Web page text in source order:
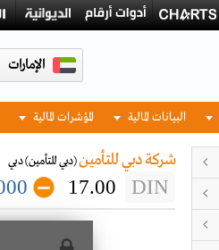
الإمارات
البيانات المالية المؤشرات المالية
شركة دبي للتأمين(دبي للتأمين)دبي
DIN
17.00